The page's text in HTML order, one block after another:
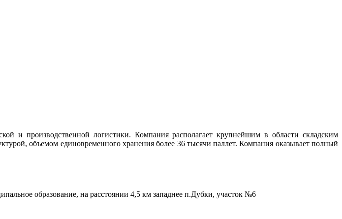
и производственной логистики. Компания располагает крупнейшим в области складским
объемом единовременного хранения более 36 тысячи паллет. Компания оказывает полный
образование, на расстоянии 4,5 км западнее п.Дубки, участок №6